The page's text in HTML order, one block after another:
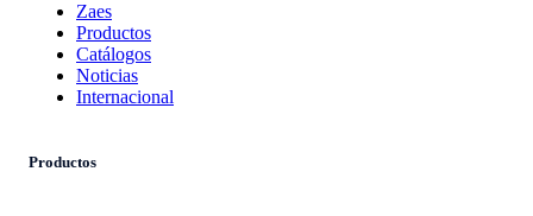
Zaes
Productos
Catálogos
Noticias
Internacional
Productos